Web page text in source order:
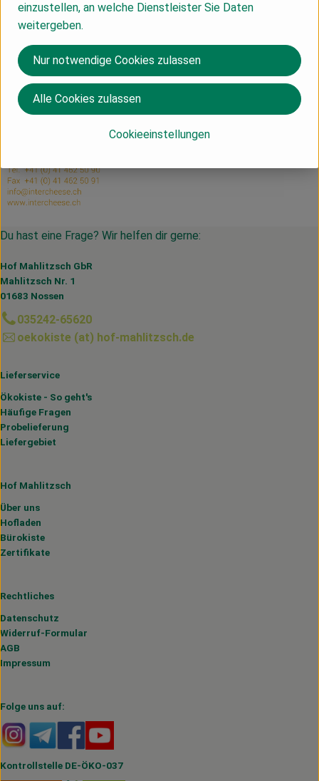
Schweiz
InterCheese
Du hast eine Frage? Wir helfen dir gerne:
Hof Mahlitzsch GbR
Mahlitzsch Nr. 1
01683 Nossen
035242-65620
oekokiste (at) hof-mahlitzsch.de
Lieferservice
Ökokiste - So geht's
Häufige Fragen
Probelieferung
Liefergebiet
Hof Mahlitzsch
Über uns
Hofladen
Bürokiste
Zertifikate
Rechtliches
Datenschutz
Widerruf-Formular
AGB
Impressum
Folge uns auf:
Externer Link zu https://www.instagram.com/
Externer Link zu https://t.me/s/hofmahlitzsch
Externer Link zu https://www.facebook.com/
Kontrollstelle DE-ÖKO-037
einzustellen, an welche Dienstleister Sie Daten
weitergeben.
Cookieeinstellungen
Nur notwendige Cookies zulassen
Alle Cookies zulassen